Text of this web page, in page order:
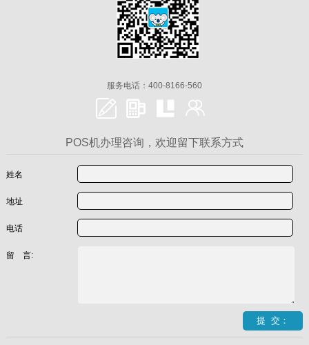
服务电话：400-8166-560
POS机办理咨询，欢迎留下联系方式
姓名
地址
电话
留 言: